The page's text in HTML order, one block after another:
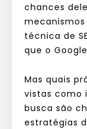
chances
mecanismos
técnica de
que o
Mas quais
vistas como
busca são
estratégias